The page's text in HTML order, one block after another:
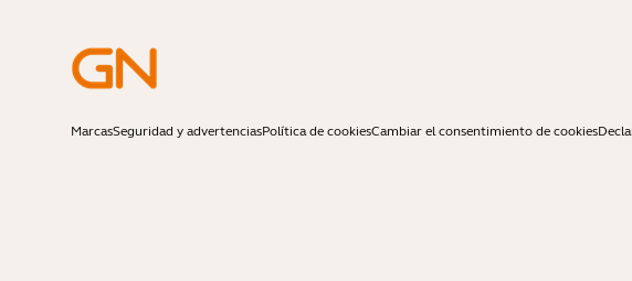
MarcasSeguridad y advertenciasPolítica de cookiesCambiar el consentimiento de cookies